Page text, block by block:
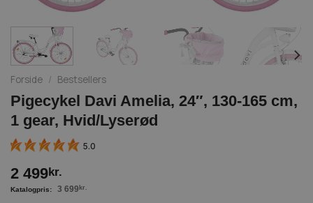
Forside / Bestsellers
Pigecykel Davi Amelia, 24″, 130-165 cm,
1 gear, Hvid/Lyserød
5.0
2 499kr.
3 699 kr.